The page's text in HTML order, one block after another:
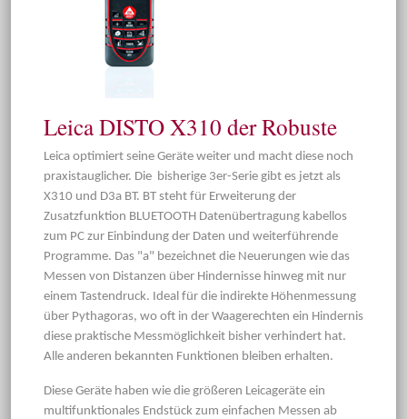
Leica DISTO X310 der Robuste
Leica optimiert seine Geräte weiter und macht diese noch
praxistauglicher. Die bisherige 3er-Serie gibt es jetzt als
X310 und D3a BT. BT steht für Erweiterung der
Zusatzfunktion BLUETOOTH Datenübertragung kabellos
zum PC zur Einbindung der Daten und weiterführende
Programme. Das "a" bezeichnet die Neuerungen wie das
Messen von Distanzen über Hindernisse hinweg mit nur
einem Tastendruck. Ideal für die indirekte Höhenmessung
über Pythagoras, wo oft in der Waagerechten ein Hindernis
diese praktische Messmöglichkeit bisher verhindert hat.
Alle anderen bekannten Funktionen bleiben erhalten.
Diese Geräte haben wie die größeren Leicageräte ein
multifunktionales Endstück zum einfachen Messen ab